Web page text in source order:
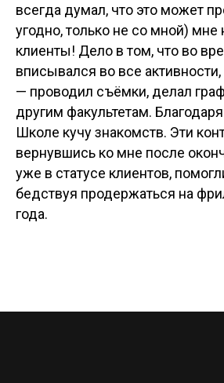
всегда думал, что это может
угодно, только не со мной) мне
клиенты! Дело в том, что во
вписывался во все
— проводил съёмки, делал
другим факультетам.
Школе кучу знакомств. Эти
вернувшись ко мне после
уже в статусе клиентов,
бедствуя продержаться на
года.